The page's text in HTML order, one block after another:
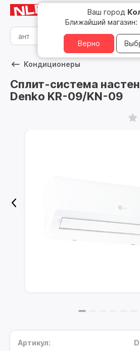
Мурманск
Ваш город
Ближайший магазин:
Верно
Кондиционеры
Сплит-система
Denko KR-09/KN-09
Артикул: